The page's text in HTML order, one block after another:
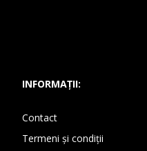
INFORMAȚII:
Contact
Termeni și condiții